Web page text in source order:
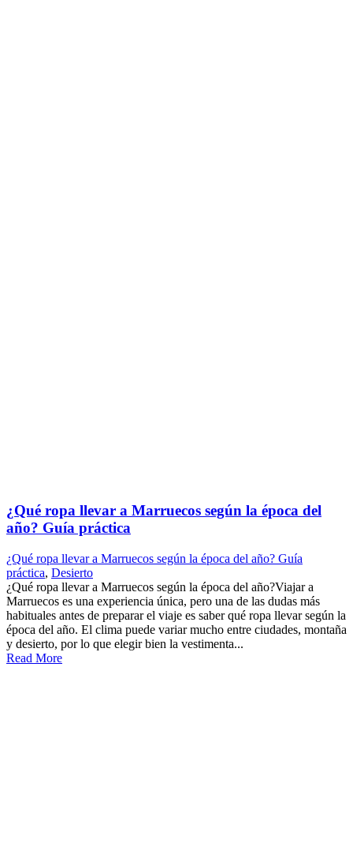
¿Qué ropa llevar a Marruecos según la época del
año? Guía práctica
¿Qué ropa llevar a Marruecos según la época del año? Guía
práctica, Desierto
¿Qué ropa llevar a Marruecos según la época del año?Viajar a
Marruecos es una experiencia única, pero una de las dudas más
habituales antes de preparar el viaje es saber qué ropa llevar según la
época del año. El clima puede variar mucho entre ciudades, montaña
y desierto, por lo que elegir bien la vestimenta...
Read More